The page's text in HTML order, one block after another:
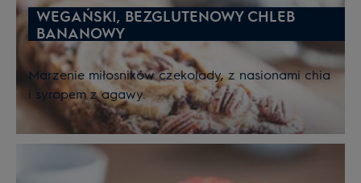
WEGAŃSKI, BEZGLUTENOWY CHLEB
BANANOWY
Marzenie miłosników czekolady, z nasionami chia
i syropem z agawy.